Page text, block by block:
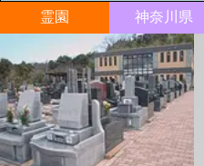
霊園 神奈川県